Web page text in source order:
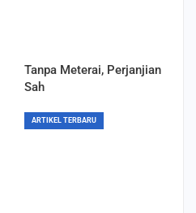
Tanpa Meterai, Perjanjian
Sah
ARTIKEL TERBARU